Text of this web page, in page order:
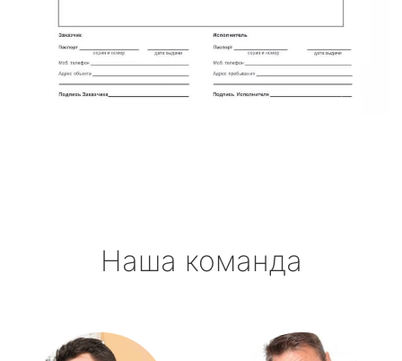
Наша команда